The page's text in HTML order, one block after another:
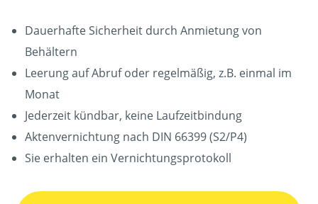
Dauerhafte Sicherheit durch Anmietung von
Behältern
Leerung auf Abruf oder regelmäßig, z.B. einmal im
Monat
Jederzeit kündbar, keine Laufzeitbindung
Aktenvernichtung nach DIN 66399 (S2/P4)
Sie erhalten ein Vernichtungsprotokoll